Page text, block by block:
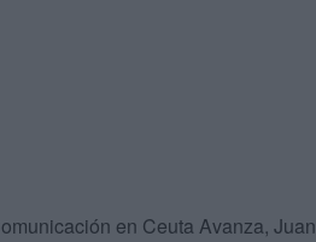
en Ceuta Avanza, Juan